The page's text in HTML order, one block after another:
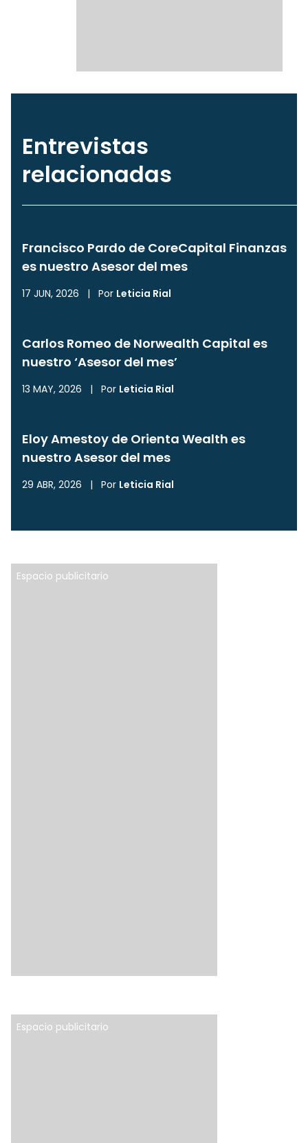
Entrevistas
relacionadas
Francisco Pardo de CoreCapital Finanzas
es nuestro Asesor del mes
17 JUN, 2026 | Por Leticia Rial
Carlos Romeo de Norwealth Capital es
nuestro ‘Asesor del mes’
13 MAY, 2026 | Por Leticia Rial
Eloy Amestoy de Orienta Wealth es
nuestro Asesor del mes
29 ABR, 2026 | Por Leticia Rial
Espacio publicitario
Espacio publicitario